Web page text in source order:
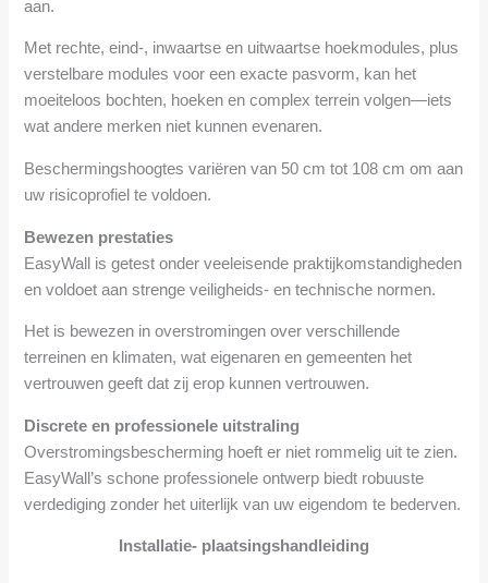
aan.
Met rechte, eind-, inwaartse en uitwaartse hoekmodules, plus
verstelbare modules voor een exacte pasvorm, kan het
moeiteloos bochten, hoeken en complex terrein volgen—iets
wat andere merken niet kunnen evenaren.
Beschermingshoogtes variëren van 50 cm tot 108 cm om aan
uw risicoprofiel te voldoen.
Bewezen prestaties
EasyWall is getest onder veeleisende praktijkomstandigheden
en voldoet aan strenge veiligheids- en technische normen.
Het is bewezen in overstromingen over verschillende
terreinen en klimaten, wat eigenaren en gemeenten het
vertrouwen geeft dat zij erop kunnen vertrouwen.
Discrete en professionele uitstraling
Overstromingsbescherming hoeft er niet rommelig uit te zien.
EasyWall’s schone professionele ontwerp biedt robuuste
verdediging zonder het uiterlijk van uw eigendom te bederven.
Installatie- plaatsingshandleiding